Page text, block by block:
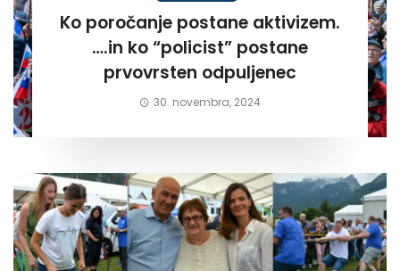
Ko poročanje postane aktivizem.
….in ko “policist” postane
prvovrsten odpuljenec
30. novembra, 2024